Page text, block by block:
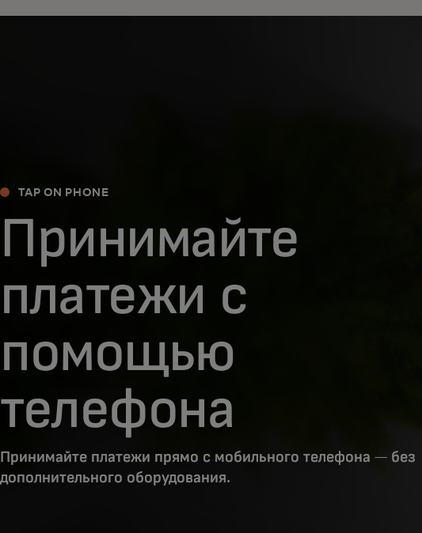
TAP ON PHONE
Принимайте
платежи с
помощью
телефона
Принимайте платежи прямо с мобильного телефона — без
дополнительного оборудования.